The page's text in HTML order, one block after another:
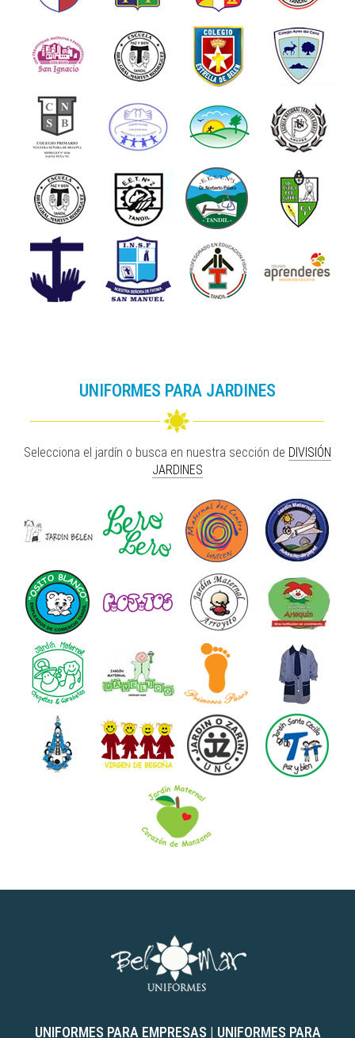
UNIFORMES PARA JARDINES
Selecciona el jardín o busca en nuestra sección de DIVISIÓN
JARDINES
UNIFORMES PARA EMPRESAS | UNIFORMES PARA